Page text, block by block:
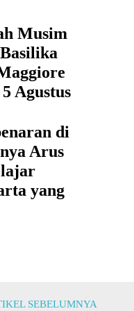
Musim
Agustus
di
Arus
yang
SEBELUMNYA